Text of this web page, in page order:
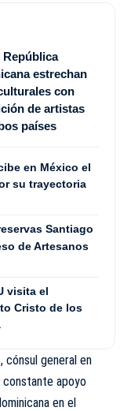
República
estrechan
con
de artistas
países
en México el
su trayectoria
Santiago
de Artesanos
visita el
Cristo de los
cónsul general en
constante apoyo
en el